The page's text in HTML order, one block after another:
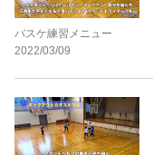
バスケ練習メニュー
2022/03/09